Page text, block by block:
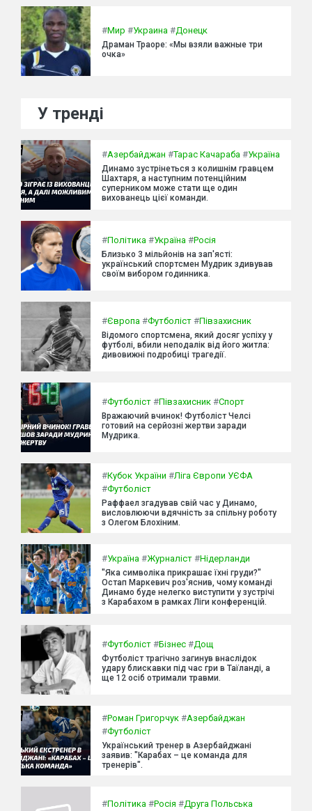
#Мир #Украина #Донецк
Драман Траоре: «Мы взяли важные три
очка»
У тренді
#Азербайджан #Тарас Качараба #Україна
Динамо зустрінеться з колишнім гравцем
Шахтаря, а наступним потенційним
суперником може стати ще один
вихованець цієї команди.
#Політика #Україна #Росія
Близько 3 мільйонів на зап'ясті:
український спортсмен Мудрик здивував
своїм вибором годинника.
#Європа #Футболіст #Півзахисник
Відомого спортсмена, який досяг успіху у
футболі, вбили неподалік від його житла:
дивовижні подробиці трагедії.
#Футболіст #Півзахисник #Спорт
Вражаючий вчинок! Футболіст Челсі
готовий на серйозні жертви заради
Мудрика.
#Кубок України #Ліга Європи УЄФА
#Футболіст
Раффаел згадував свій час у Динамо,
висловлюючи вдячність за спільну роботу
з Олегом Блохіним.
#Україна #Журналіст #Нідерланди
"Яка символіка прикрашає їхні груди?"
Остап Маркевич роз'яснив, чому команді
Динамо буде нелегко виступити у зустрічі
з Карабахом в рамках Ліги конференцій.
#Футболіст #Бізнес #Дощ
Футболіст трагічно загинув внаслідок
удару блискавки під час гри в Таїланді, а
ще 12 осіб отримали травми.
#Роман Григорчук #Азербайджан
#Футболіст
Український тренер в Азербайджані
заявив: "Карабах – це команда для
тренерів".
#Політика #Росія #Друга Польська